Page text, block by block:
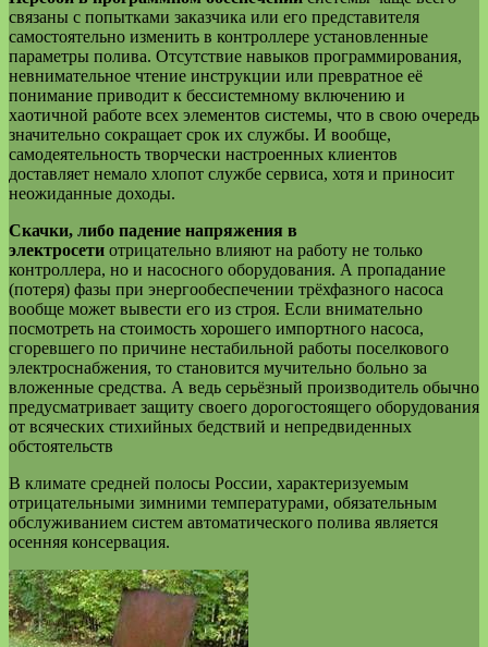
связаны с попытками заказчика или его представителя
самостоятельно изменить в контроллере установленные
параметры полива. Отсутствие навыков программирования,
невнимательное чтение инструкции или превратное её
понимание приводит к бессистемному включению и
хаотичной работе всех элементов системы, что в свою очередь
значительно сокращает срок их службы. И вообще,
самодеятельность творчески настроенных клиентов
доставляет немало хлопот службе сервиса, хотя и приносит
неожиданные доходы.
Скачки, либо падение напряжения в
электросети отрицательно влияют на работу не только
контроллера, но и насосного оборудования. А пропадание
(потеря) фазы при энергообеспечении трёхфазного насоса
вообще может вывести его из строя. Если внимательно
посмотреть на стоимость хорошего импортного насоса,
сгоревшего по причине нестабильной работы поселкового
электроснабжения, то становится мучительно больно за
вложенные средства. А ведь серьёзный производитель обычно
предусматривает защиту своего дорогостоящего оборудования
от всяческих стихийных бедствий и непредвиденных
обстоятельств
В климате средней полосы России, характеризуемым
отрицательными зимними температурами, обязательным
обслуживанием систем автоматического полива является
осенняя консервация.